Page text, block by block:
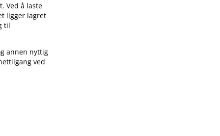
Ved å laste
ligger lagret
til
annen nyttig
ved